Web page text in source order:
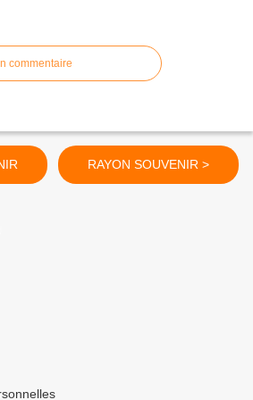
commentaire
RAYON SOUVENIR >